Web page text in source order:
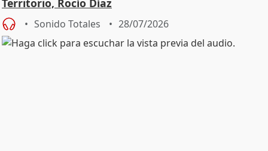
Territorio, Rocío Díaz
Sonido Totales 28/07/2026